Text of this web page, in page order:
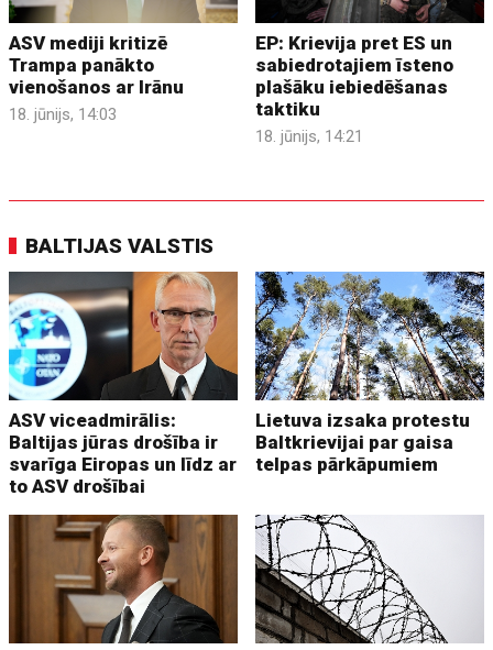
ASV mediji kritizē
Trampa panākto
vienošanos ar Irānu
18. jūnijs, 14:03
EP: Krievija pret ES un
sabiedrotajiem īsteno
plašāku iebiedēšanas
taktiku
18. jūnijs, 14:21
BALTIJAS VALSTIS
ASV viceadmirālis:
Baltijas jūras drošība ir
svarīga Eiropas un līdz ar
to ASV drošībai
Lietuva izsaka protestu
Baltkrievijai par gaisa
telpas pārkāpumiem